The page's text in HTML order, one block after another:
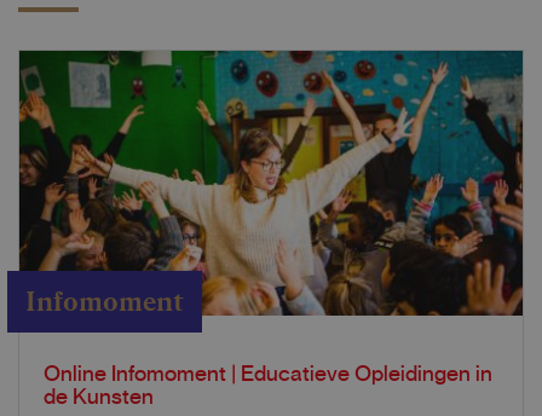
Infomoment
Online Infomoment | Educatieve Opleidingen in
de Kunsten